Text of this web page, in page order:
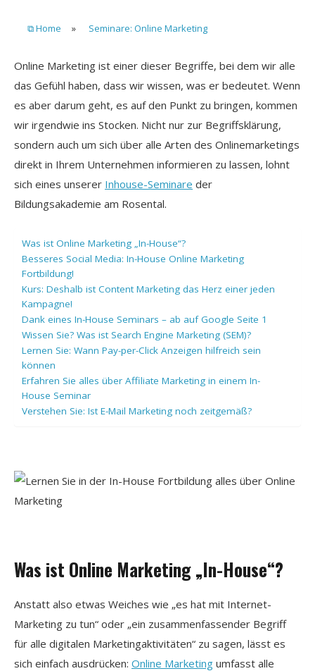
⧉ Home » Seminare: Online Marketing
Online Marketing ist einer dieser Begriffe, bei dem wir alle
das Gefühl haben, dass wir wissen, was er bedeutet. Wenn
es aber darum geht, es auf den Punkt zu bringen, kommen
wir irgendwie ins Stocken. Nicht nur zur Begriffsklärung,
sondern auch um sich über alle Arten des Onlinemarketings
direkt in Ihrem Unternehmen informieren zu lassen, lohnt
sich eines unserer Inhouse-Seminare der
Bildungsakademie am Rosental.
Was ist Online Marketing „In-House“?
Besseres Social Media: In-House Online Marketing
Fortbildung!
Kurs: Deshalb ist Content Marketing das Herz einer jeden
Kampagne!
Dank eines In-House Seminars – ab auf Google Seite 1
Wissen Sie? Was ist Search Engine Marketing (SEM)?
Lernen Sie: Wann Pay-per-Click Anzeigen hilfreich sein
können
Erfahren Sie alles über Affiliate Marketing in einem In-
House Seminar
Verstehen Sie: Ist E-Mail Marketing noch zeitgemäß?
Was ist Online Marketing „In-House“?
Anstatt also etwas Weiches wie „es hat mit Internet-
Marketing zu tun“ oder „ein zusammenfassender Begriff
für alle digitalen Marketingaktivitäten“ zu sagen, lässt es
sich einfach ausdrücken: Online Marketing umfasst alle